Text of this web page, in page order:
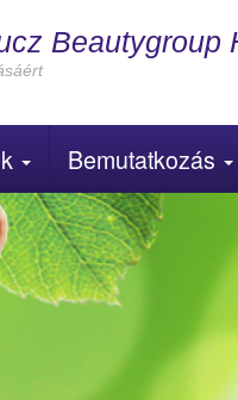
Beautygroup
Bemutatkozás